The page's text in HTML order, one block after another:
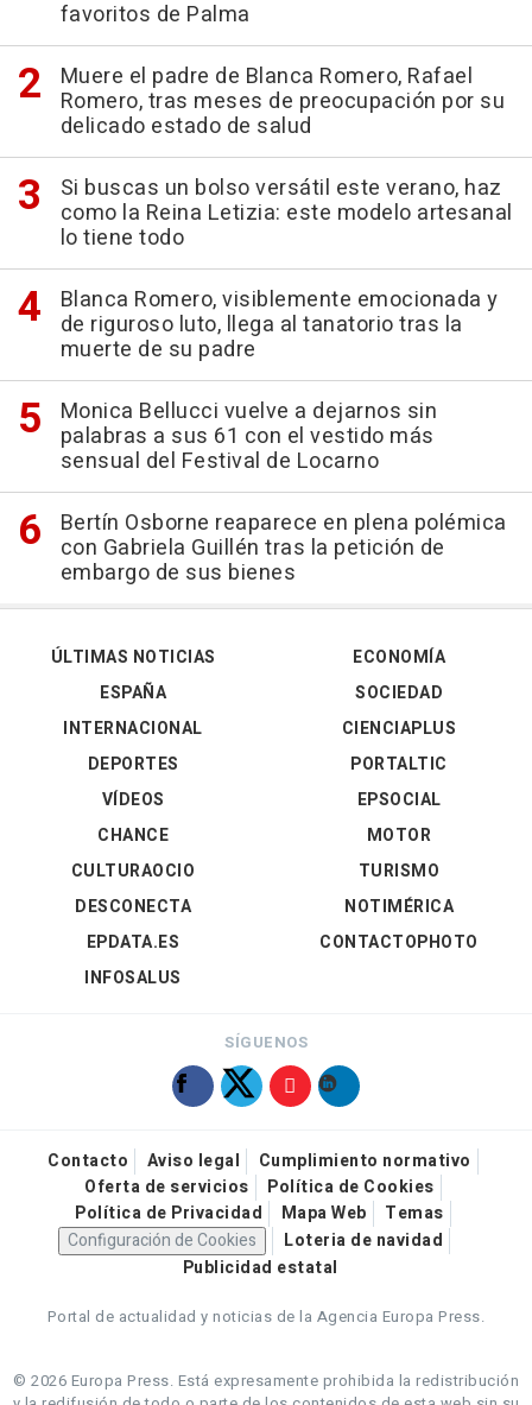
favoritos de Palma
Muere el padre de Blanca Romero, Rafael
Romero, tras meses de preocupación por su
delicado estado de salud
Si buscas un bolso versátil este verano, haz
como la Reina Letizia: este modelo artesanal
lo tiene todo
Blanca Romero, visiblemente emocionada y
de riguroso luto, llega al tanatorio tras la
muerte de su padre
Monica Bellucci vuelve a dejarnos sin
palabras a sus 61 con el vestido más
sensual del Festival de Locarno
Bertín Osborne reaparece en plena polémica
con Gabriela Guillén tras la petición de
embargo de sus bienes
ÚLTIMAS NOTICIAS
ESPAÑA
INTERNACIONAL
DEPORTES
VÍDEOS
ECONOMÍA
SOCIEDAD
CIENCIAPLUS
PORTALTIC
EPSOCIAL
CHANCE
CULTURAOCIO
DESCONECTA
EPDATA.ES
INFOSALUS
MOTOR
TURISMO
NOTIMÉRICA
CONTACTOPHOTO
SÍGUENOS
Contacto Aviso legal
Cumplimiento normativo
Oferta de servicios
Política de Cookies
Política de Privacidad
Mapa Web
Temas
Configuración de Cookies
Loteria de navidad
Publicidad estatal
Portal de actualidad y noticias de la Agencia Europa Press.
© 2026 Europa Press. Está expresamente prohibida la redistribución